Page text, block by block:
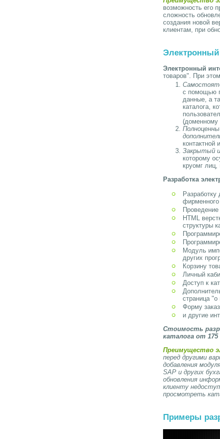
возможность его
сложность
создания новой
клиентам, при
Электронный
Электронный
товаров". При
с помощью
данные, а
каталога,
(доменному
Закрытый
которому
круомг
Разработка
Разработку
HTML
структуры
Модуль
других
Корзину
Личный
Доступ к
страница "о
Форму
и другие
Стоимость
каталога от 175
Преимущество
перед другими
добавления
SAP и других
обновления
клиенту
просмотреть
Примеры